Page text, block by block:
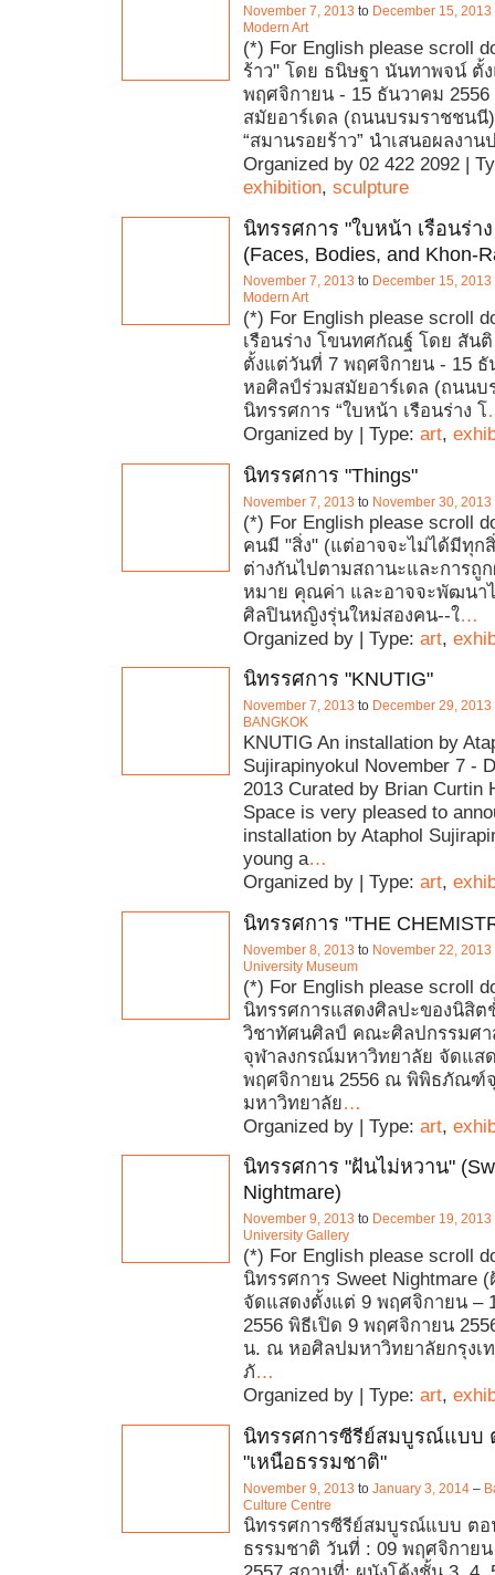
November 7, 2013 to December 15, 2013
Modern Art
(*) For English please scroll
ร้าว" โดย ธนิษฐา นันทาพจน์ ตั้
พฤศจิกายน - 15 ธันวาคม
สมัยอาร์เดล (ถนนบรมราชชนนี
“สมานรอยร้าว” นำเสนอผลงาน
Organized by 02 422 2092 |
exhibition, sculpture
นิทรรศการ "ใบหน้า เรือนร่
(Faces, Bodies, and Khon-
November 7, 2013 to December 15, 2013
Modern Art
(*) For English please scroll
เรือนร่าง โขนทศกัณฐ์ โดย สัน
ตั้งแต่วันที่ 7 พฤศจิกายน - 15
หอศิลป์ร่วมสมัยอาร์เดล (ถนน
นิทรรศการ “ใบหน้า เรือนร่าง โ
Organized by | Type: art,
นิทรรศการ "Things"
November 7, 2013 to November 30, 2013
(*) For English please scroll
คนมี "สิ่ง" (แต่อาจจะไม่ได้มีทุก
ต่างกันไปตามสถานะและการถู
หมาย คุณค่า และอาจจะพัฒนา
ศิลปินหญิงรุ่นใหม่สองคน--ใ…
Organized by | Type: art,
นิทรรศการ "KNUTIG"
November 7, 2013 to December 29, 2013
BANGKOK
KNUTIG An installation by
Sujirapinyokul November 7 -
2013 Curated by Brian Curtin
Space is very pleased to
installation by Ataphol
young a…
Organized by | Type: art,
นิทรรศการ "THE
November 8, 2013 to November 22, 2013
University Museum
(*) For English please scroll
นิทรรศการแสดงศิลปะของนิสิ
วิชาทัศนศิลป์ คณะศิลปกรรมศา
จุฬาลงกรณ์มหาวิทยาลัย จัดแส
พฤศจิกายน 2556 ณ พิพิธภัณฑ์
มหาวิทยาลัย…
Organized by | Type: art,
นิทรรศการ "ฝันไม่หวาน"
Nightmare)
November 9, 2013 to December 19, 2013
University Gallery
(*) For English please scroll
นิทรรศการ Sweet Nightmare
จัดแสดงตั้งแต่ 9 พฤศจิกายน –
2556 พิธีเปิด 9 พฤศจิกายน
น. ณ หอศิลปมหาวิทยาลัยกรุงเ
ภั…
Organized by | Type: art,
นิทรรศการซีรีย์สมบูรณ์แบบ
"เหนือธรรมชาติ"
November 9, 2013 to January 3, 2014 –
Culture Centre
นิทรรศการซีรีย์สมบูรณ์แบบ ตอ
ธรรมชาติ วันที่ : 09 พฤศจิกาย